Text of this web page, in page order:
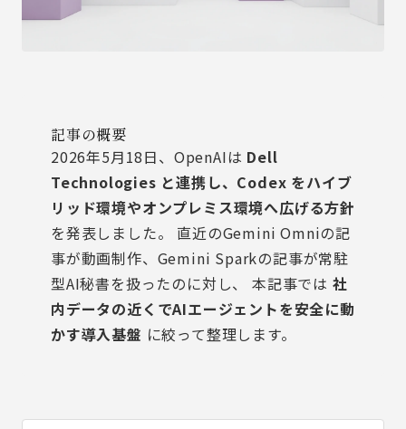
記事の概要
2026年5月18日、OpenAIは Dell
Technologies と連携し、Codex をハイブ
リッド環境やオンプレミス環境へ広げる方針
を発表しました。 直近のGemini Omniの記
事が動画制作、 Gemini Sparkの記事が常駐
型AI秘書を扱ったのに対し、 本記事では 社
内データの近くでAIエージェントを安全に動
かす導入基盤 に絞って整理します。